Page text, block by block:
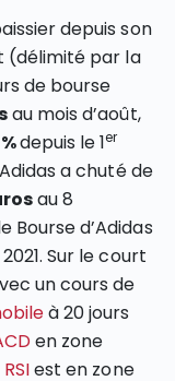
depuis son
(délimité par la
de bourse
au mois d’août,
depuis le 1er
a chuté de
au 8
Bourse d’Adidas
Sur le court
un cours de
à 20 jours
en zone
RSIest en zone